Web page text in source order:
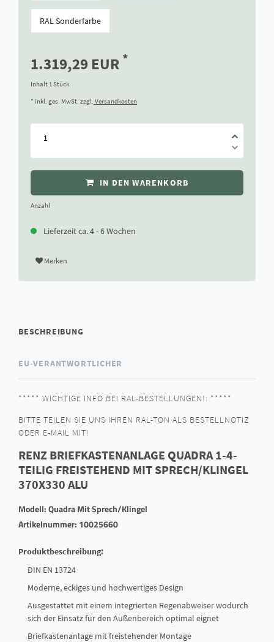
RAL Sonderfarbe
1.319,29 EUR *
Inhalt 1Stück
* inkl. ges. MwSt. zzgl. Versandkosten
IN DEN WARENKORB
Anzahl
Lieferzeit ca. 4 - 6 Wochen
Merken
BESCHREIBUNG
EU-VERANTWORTLICHER
***** WICHTIGE INFO BEI RAL-BESTELLUNGEN!: *****
BITTE TEILEN SIE UNS IHREN RAL-TON ALS BESTELLNOTIZ
ODER E-MAIL MIT!
RENZ BRIEFKASTENANLAGE QUADRA 1-4-
TEILIG FREISTEHEND MIT SPRECH/KLINGEL
370X330 ALU
Modell: Quadra Mit Sprech/Klingel
Artikelnummer: 10025660
Produktbeschreibung:
DIN EN 13724
Moderne, eckiges und hochwertiges Design
Ausgestattet mit einem integrierten Regenabweiser wodurch
sich der Einsatz für den Außenbereich optimal eignet
Briefkastenanlage mit freistehender Montage